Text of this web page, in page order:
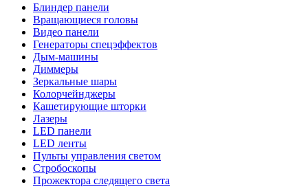
Блиндер панели
Вращающиеся головы
Видео панели
Генераторы спецэффектов
Дым-машины
Диммеры
Зеркальные шары
Колорчейнджеры
Кашетирующие шторки
Лазеры
LED панели
LED ленты
Пульты управления светом
Стробоскопы
Прожектора следящего света